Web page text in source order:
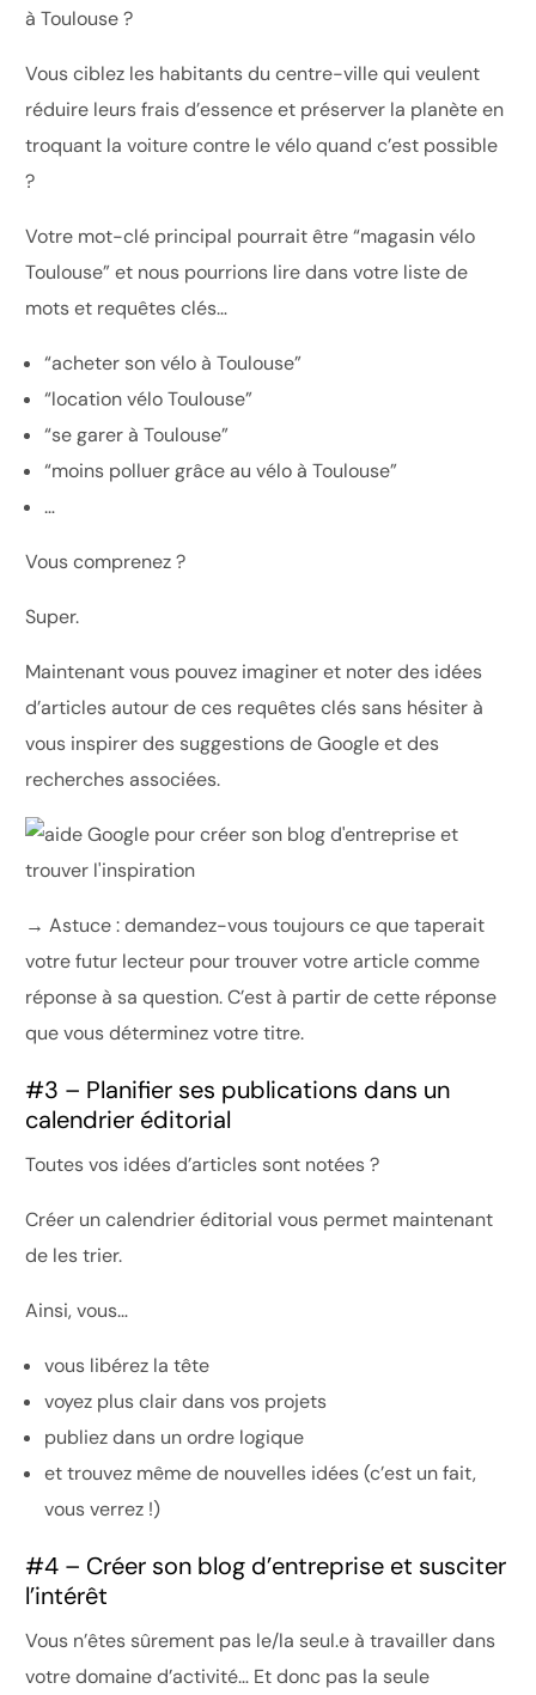
à Toulouse ?
Vous ciblez les habitants du centre-ville qui veulent
réduire leurs frais d’essence et préserver la planète en
troquant la voiture contre le vélo quand c’est possible
?
Votre mot-clé principal pourrait être “magasin vélo
Toulouse” et nous pourrions lire dans votre liste de
mots et requêtes clés…
“acheter son vélo à Toulouse”
“location vélo Toulouse”
“se garer à Toulouse”
“moins polluer grâce au vélo à Toulouse”
…
Vous comprenez ?
Super.
Maintenant vous pouvez imaginer et noter des idées
d’articles autour de ces requêtes clés sans hésiter à
vous inspirer des suggestions de Google et des
recherches associées.
→ Astuce : demandez-vous toujours ce que taperait
votre futur lecteur pour trouver votre article comme
réponse à sa question. C’est à partir de cette réponse
que vous déterminez votre titre.
#3 – Planifier ses publications dans un
calendrier éditorial
Toutes vos idées d’articles sont notées ?
Créer un calendrier éditorial vous permet maintenant
de les trier.
Ainsi, vous…
vous libérez la tête
voyez plus clair dans vos projets
publiez dans un ordre logique
et trouvez même de nouvelles idées (c’est un fait,
vous verrez !)
#4 – Créer son blog d’entreprise et susciter
l’intérêt
Vous n’êtes sûrement pas le/la seul.e à travailler dans
votre domaine d’activité… Et donc pas la seule